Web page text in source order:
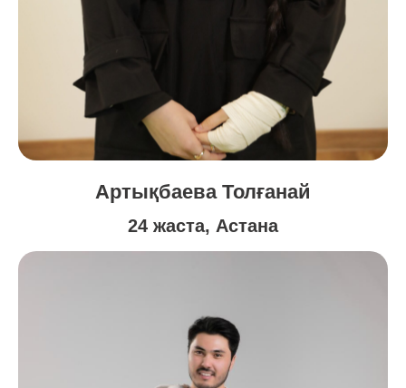
Артықбаева Толғанай
24 жаста, Астана